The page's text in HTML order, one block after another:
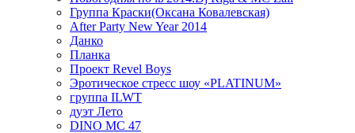
Группа Краски(Оксана Ковалевская)
After Party New Year 2014
Данко
Планка
Проект Revel Boys
Эротическое стресс шоу «PLATINUM»
группа ILWT
дуэт Лето
DINO MC 47